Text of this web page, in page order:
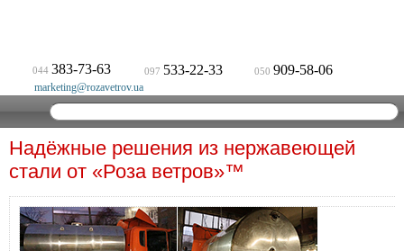
044 383-73-63 097 533-22-33 050 909-58-06
marketing@rozavetrov.ua
Надёжные решения из нержавеющей
стали от «Роза ветров»™